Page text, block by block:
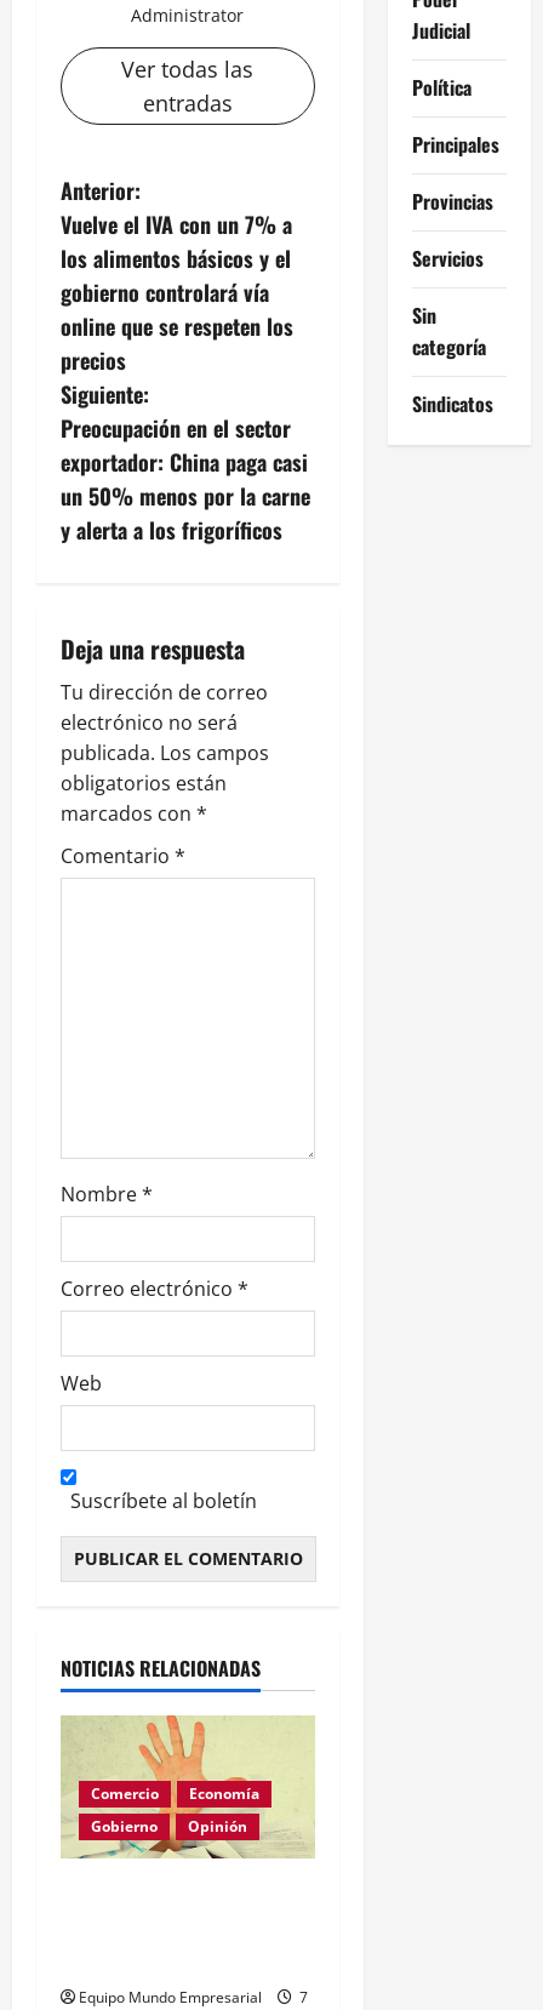
Administrator
Ver todas las
entradas
N
a
v
e
g
a
c
i
n
d
e
e
n
s
Anterior:
Vuelve el IVA con un 7% a
los alimentos básicos y el
gobierno controlará vía
online que se respeten los
precios
Siguiente:
Preocupación en el sector
exportador: China paga casi
un 50% menos por la carne
y alerta a los frigoríficos
Deja una respuesta
Tu dirección de correo
electrónico no será
publicada. Los campos
obligatorios están
marcados con *
Comentario *
Nombre*
Correo electrónico *
Web
Suscríbete al boletín
NOTICIAS RELACIONADAS
Comercio
Economía
Gobierno
Opinión
Equipo Mundo Empresarial
7
Judicial
Política
Principales
Provincias
Servicios
Sin
categoría
Sindicatos